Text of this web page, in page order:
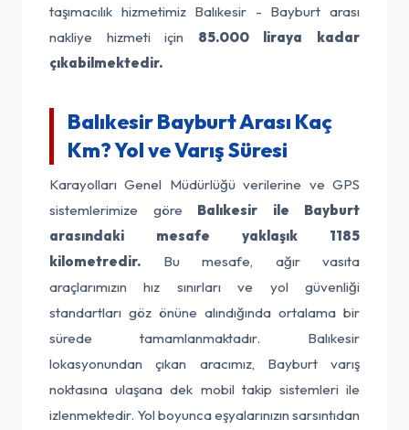
taşımacılık hizmetimiz Balıkesir - Bayburt arası
nakliye hizmeti için 85.000 liraya kadar
çıkabilmektedir.
Balıkesir Bayburt Arası Kaç
Km? Yol ve Varış Süresi
Karayolları Genel Müdürlüğü verilerine ve GPS
sistemlerimize göre Balıkesir ile Bayburt
arasındaki mesafe yaklaşık 1185
kilometredir. Bu mesafe, ağır vasıta
araçlarımızın hız sınırları ve yol güvenliği
standartları göz önüne alındığında ortalama bir
sürede tamamlanmaktadır. Balıkesir
lokasyonundan çıkan aracımız, Bayburt varış
noktasına ulaşana dek mobil takip sistemleri ile
izlenmektedir. Yol boyunca eşyalarınızın sarsıntıdan